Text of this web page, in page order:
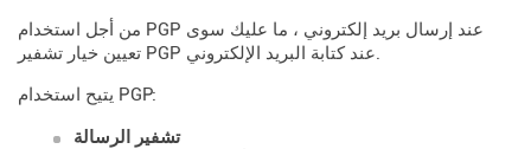
من أجل استخدام PGP عند إرسال بريد إلكتروني ، ما عليك سوى
تعيين خيار تشفير PGP عند كتابة البريد الإلكتروني.
يتيح استخدام PGP:
تشفير الرسالة